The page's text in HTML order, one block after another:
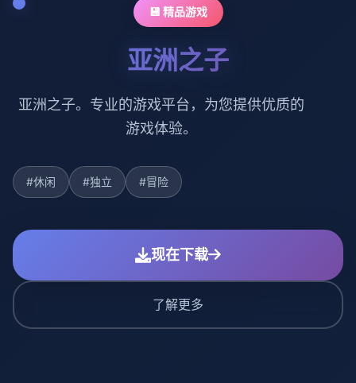
💾 精品游戏
亚洲之子
亚洲之子。专业的游戏平台，为您提供优质的
游戏体验。
#休闲 #独立 #冒险
现在下载
了解更多